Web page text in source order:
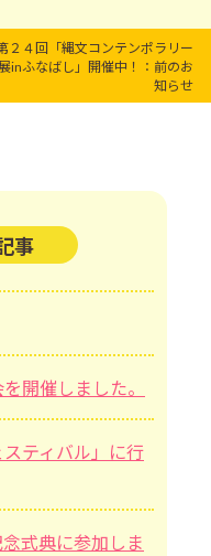
２４回「縄文コンテンポラリー
展inふなばし」開催中！：前のお
知らせ
事
開催しました。
ティバル」に行
式典に参加しま